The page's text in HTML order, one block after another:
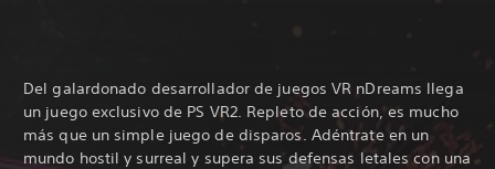
Del galardonado desarrollador de juegos VR nDreams llega
un juego exclusivo de PS VR2. Repleto de acción, es mucho
más que un simple juego de disparos. Adéntrate en un
mundo hostil y surreal y supera sus defensas letales con una